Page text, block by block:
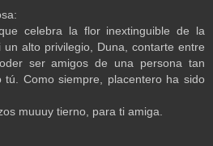
celebra la flor inextinguible de la
alto privilegio, Duna, contarte entre
ser amigos de una persona tan
tú. Como siempre, placentero ha sido
muuuy tierno, para ti amiga.